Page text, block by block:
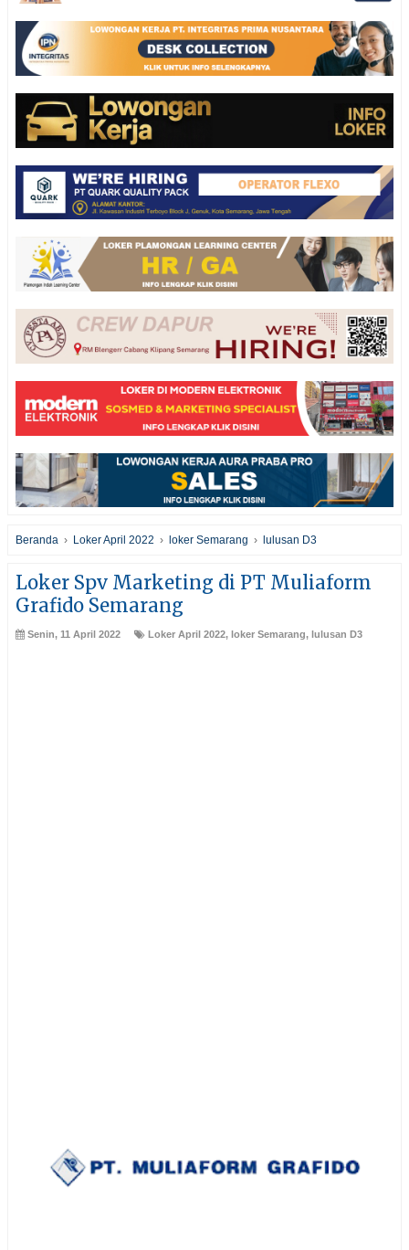
Beranda › Loker April 2022 › loker Semarang › lulusan D3
Loker Spv Marketing di PT Muliaform
Grafido Semarang
Senin, 11 April 2022 Loker April 2022, loker Semarang, lulusan D3